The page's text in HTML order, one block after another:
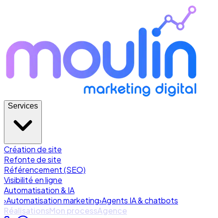
Services
Création de site
Refonte de site
Référencement (SEO)
Visibilité en ligne
Automatisation & IA
›Automatisation marketing›Agents IA & chatbots
RéalisationsMon processAgence